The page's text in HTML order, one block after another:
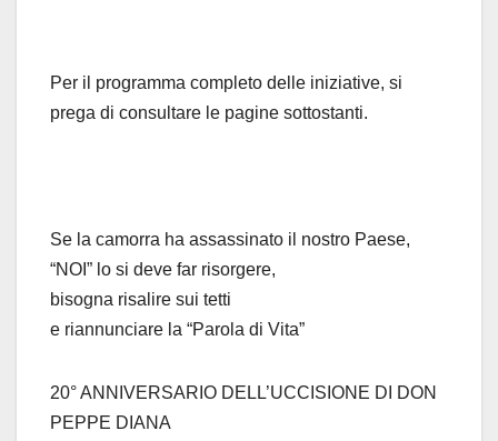
Per il programma completo delle iniziative, si
prega di consultare le pagine sottostanti.
Se la camorra ha assassinato il nostro Paese,
“NOI” lo si deve far risorgere,
bisogna risalire sui tetti
e riannunciare la “Parola di Vita”
20° ANNIVERSARIO DELL’UCCISIONE DI DON
PEPPE DIANA